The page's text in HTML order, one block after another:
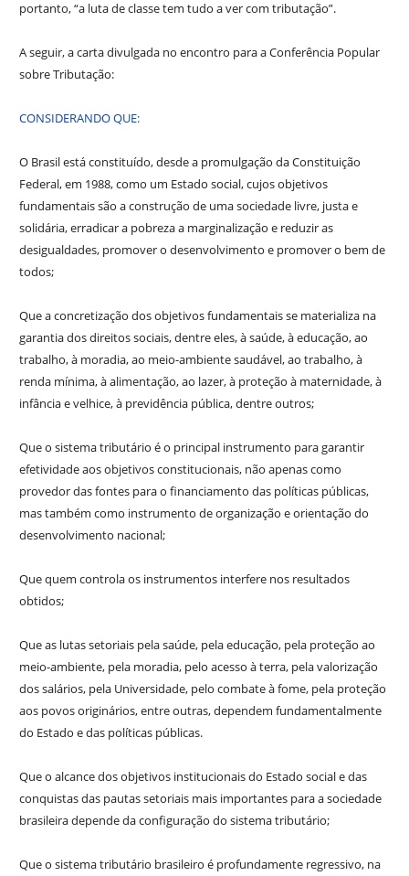
portanto, “a luta de classe tem tudo a ver com tributação”.
A seguir, a carta divulgada no encontro para a Conferência Popular
sobre Tributação:
CONSIDERANDO QUE:
O Brasil está constituído, desde a promulgação da Constituição
Federal, em 1988, como um Estado social, cujos objetivos
fundamentais são a construção de uma sociedade livre, justa e
solidária, erradicar a pobreza a marginalização e reduzir as
desigualdades, promover o desenvolvimento e promover o bem de
todos;
Que a concretização dos objetivos fundamentais se materializa na
garantia dos direitos sociais, dentre eles, à saúde, à educação, ao
trabalho, à moradia, ao meio-ambiente saudável, ao trabalho, à
renda mínima, à alimentação, ao lazer, à proteção à maternidade, à
infância e velhice, à previdência pública, dentre outros;
Que o sistema tributário é o principal instrumento para garantir
efetividade aos objetivos constitucionais, não apenas como
provedor das fontes para o financiamento das políticas públicas,
mas também como instrumento de organização e orientação do
desenvolvimento nacional;
Que quem controla os instrumentos interfere nos resultados
obtidos;
Que as lutas setoriais pela saúde, pela educação, pela proteção ao
meio-ambiente, pela moradia, pelo acesso à terra, pela valorização
dos salários, pela Universidade, pelo combate à fome, pela proteção
aos povos originários, entre outras, dependem fundamentalmente
do Estado e das políticas públicas.
Que o alcance dos objetivos institucionais do Estado social e das
conquistas das pautas setoriais mais importantes para a sociedade
brasileira depende da configuração do sistema tributário;
Que o sistema tributário brasileiro é profundamente regressivo, na